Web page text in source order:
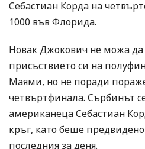
Себастиан Корда на
1000 във Флорида.
Новак Джокович не можа
присъствието си на
Маями, но не поради
четвъртфинала. Сърбинът
американеца Себастиан
кръг, като беше
последния за деня.